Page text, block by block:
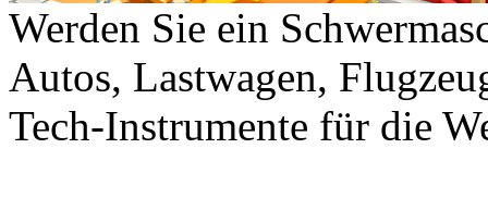
Werden Sie ein
Autos, Lastwagen,
Tech-Instrumente für die